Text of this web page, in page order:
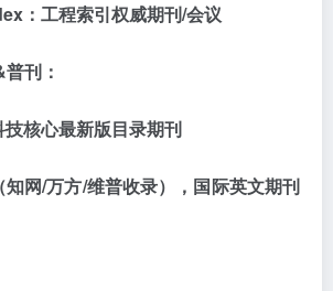
：工程索引权威期刊/会议
普刊：
核心最新版目录期刊
知网/万方/维普收录），国际英文期刊